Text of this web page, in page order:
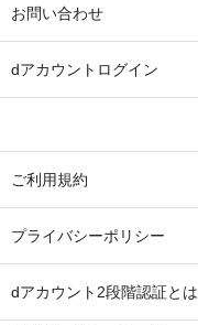
お問い合わせ
dアカウントログイン
ご利用規約
プライバシーポリシー
dアカウント2段階認証とは